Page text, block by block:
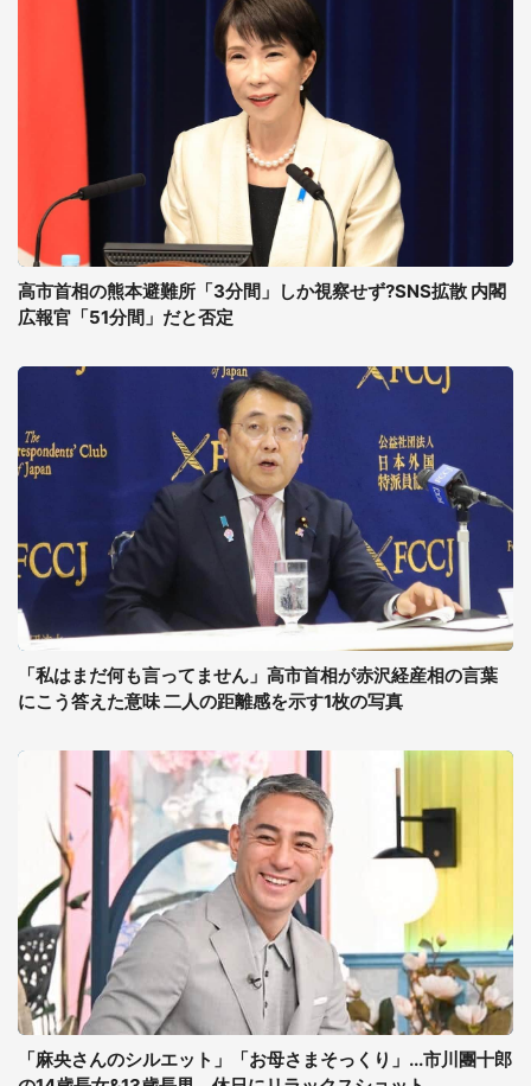
高市首相の熊本避難所「3分間」しか視察せず?SNS拡散 内閣
広報官「51分間」だと否定
「私はまだ何も言ってません」高市首相が赤沢経産相の言葉
にこう答えた意味 二人の距離感を示す1枚の写真
「麻央さんのシルエット」「お母さまそっくり」...市川團十郎